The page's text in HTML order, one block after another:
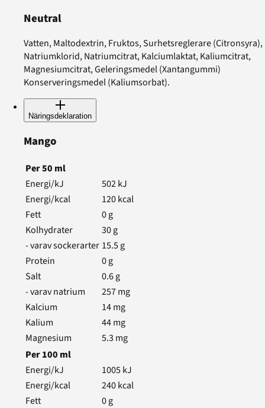
Neutral
Vatten, Maltodextrin, Fruktos, Surhetsreglerare (Citronsyra),
Natriumklorid, Natriumcitrat, Kalciumlaktat, Kaliumcitrat,
Magnesiumcitrat, Geleringsmedel (Xantangummi)
Konserveringsmedel (Kaliumsorbat).
Näringsdeklaration
Mango
Per50 ml
Energi/kJ
502kJ
Energi/kcal
120kcal
Fett
0g
Kolhydrater
30g
- varav sockerarter 15.5g
Protein
0g
Salt
0.6g
- varav natrium
257mg
Kalcium
14mg
Kalium
44mg
Magnesium
5.3 mg
Per100 ml
Energi/kJ
1005kJ
Energi/kcal
240kcal
Fett
0g